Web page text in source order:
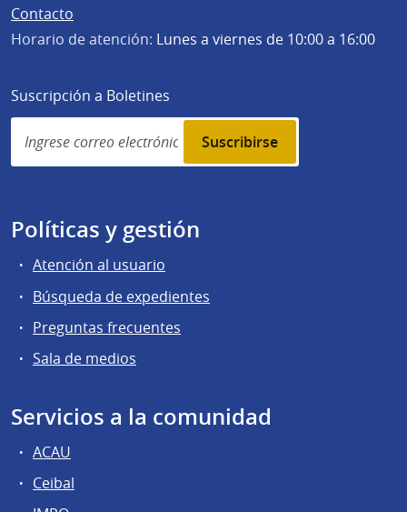
Contacto
Horario de atención: Lunes a viernes de 10:00 a 16:00
Suscripción a Boletines
Simplenews
subscription
Políticas y gestión
Atención al usuario
Búsqueda de expedientes
Preguntas frecuentes
Sala de medios
Servicios a la comunidad
ACAU
Ceibal